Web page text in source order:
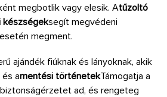
megbotlik vagy elesik. Atűzoltó
készségeksegít megvédeni
megment.
ajándék fiúknak és lányoknak, akik
és amentési történetekTámogatja a
ad, és rengeteg